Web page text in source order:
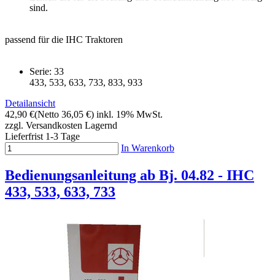
sind.
passend für die IHC Traktoren
Serie: 33
433, 533, 633, 733, 833, 933
Detailansicht
42,90 €(Netto 36,05 €) inkl. 19% MwSt.
zzgl. Versandkosten Lagernd
Lieferfrist 1-3 Tage
In Warenkorb
Bedienungsanleitung ab Bj. 04.82 - IHC
433, 533, 633, 733